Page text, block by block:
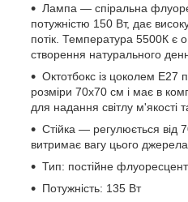
Лампа — спіральна
потужністю 150 Вт, дає високу
потік. Температура 5500К є
створення натурального
Октотбокс із цоколем
розміри 70x70 см і має в
для надання світлу м'якості
Стійка — регулюється від
витримає вагу цього джерела
Тип: постійне
Потужність: 135 Вт